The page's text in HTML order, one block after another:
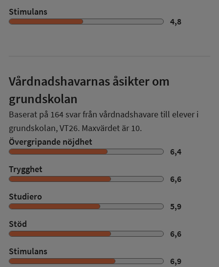
Stimulans
4,8
Vårdnadshavarnas åsikter om
grundskolan
Baserat på 164 svar från vårdnadshavare till elever i
grundskolan,VT26. Maxvärdet är 10.
Övergripande nöjdhet
6,4
Trygghet
6,6
Studiero
5,9
Stöd
6,6
Stimulans
6,9